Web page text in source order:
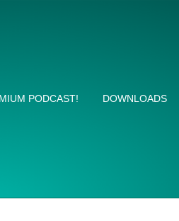
PODCAST! DOWNLOADS